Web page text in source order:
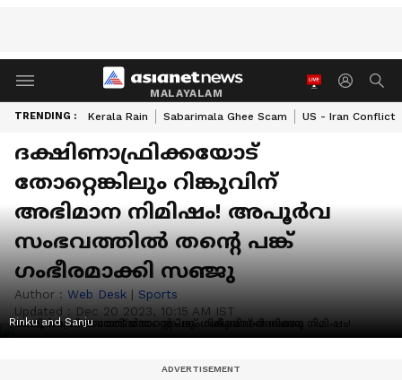
MALAYALAM
TRENDING : Kerala Rain Sabarimala Ghee Scam US - Iran Conflict
ദക്ഷിണാഫ്രിക്കയോട്
തോറ്റെങ്കിലും റിങ്കുവിന്
അഭിമാന നിമിഷം! അപൂര്‍വ
സംഭവത്തില്‍ തന്റെ പങ്ക്
ഗംഭീരമാക്കി സഞ്ജു
Author : Web Desk | Sports
Updated : Dec 20 2023, 10:15 AM IST
Rinku and Sanju